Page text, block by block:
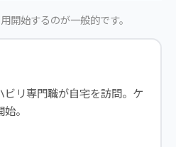
開始するのが一般的です。
リ専門職が自宅を訪問。ケ
。